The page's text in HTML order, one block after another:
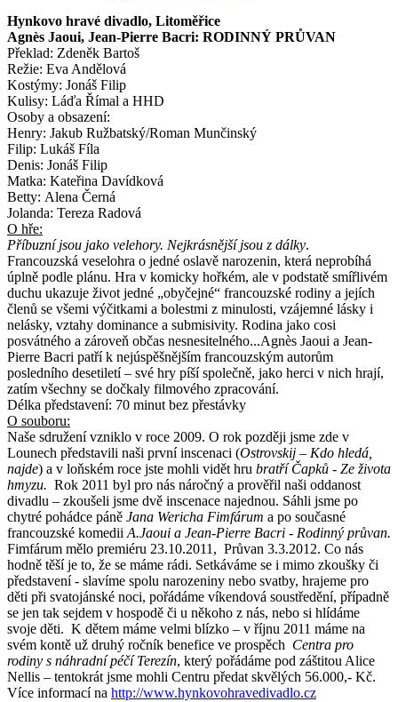
Hynkovo hravé divadlo, Litoměřice
Agnès Jaoui, Jean-Pierre Bacri: RODINNÝ PRŮVAN
Překlad: Zdeněk Bartoš
Režie: Eva Andělová
Kostýmy: Jonáš Filip
Kulisy: Láďa Římal a HHD
Osoby a obsazení:
Henry: Jakub Ružbatský/Roman Munčinský
Filip: Lukáš Fíla
Denis: Jonáš Filip
Matka: Kateřina Davídková
Betty: Alena Černá
Jolanda: Tereza Radová
O hře:
Příbuzní jsou jako velehory. Nejkrásnější jsou z dálky.
Francouzská veselohra o jedné oslavě narozenin, která neprobíhá
úplně podle plánu. Hra v komicky hořkém, ale v podstatě smířlivém
duchu ukazuje život jedné „obyčejné“ francouzské rodiny a jejích
členů se všemi výčitkami a bolestmi z minulosti, vzájemné lásky i
nelásky, vztahy dominance a submisivity. Rodina jako cosi
posvátného a zároveň občas nesnesitelného...Agnès Jaoui a Jean-
Pierre Bacri patří k nejúspěšnějším francouzským autorům
posledního desetiletí – své hry píší společně, jako herci v nich hrají,
zatím všechny se dočkaly filmového zpracování.
Délka představení: 70 minut bez přestávky
O souboru:
Naše sdružení vzniklo v roce 2009. O rok později jsme zde v
Lounech představili naši první inscenaci (Ostrovskij – Kdo hledá,
najde) a v loňském roce jste mohli vidět hru bratří Čapků - Ze života
hmyzu. Rok 2011 byl pro nás náročný a prověřil naši oddanost
divadlu – zkoušeli jsme dvě inscenace najednou. Sáhli jsme po
chytré pohádce páně Jana Wericha Fimfárum a po současné
francouzské komedii A.Jaoui a Jean-Pierre Bacri - Rodinný průvan.
Fimfárum mělo premiéru 23.10.2011, Průvan 3.3.2012. Co nás
hodně těší je to, že se máme rádi. Setkáváme se i mimo zkoušky či
představení - slavíme spolu narozeniny nebo svatby, hrajeme pro
děti při svatojánské noci, pořádáme víkendová soustředění, případně
se jen tak sejdem v hospodě či u někoho z nás, nebo si hlídáme
svoje děti. K dětem máme velmi blízko – v říjnu 2011 máme na
svém kontě už druhý ročník benefice ve prospěch Centra pro
rodiny s náhradní péčí Terezín, který pořádáme pod záštitou Alice
Nellis – tentokrát jsme mohli Centru předat skvělých 56.000,- Kč.
Více informací na http://www.hynkovohravedivadlo.cz